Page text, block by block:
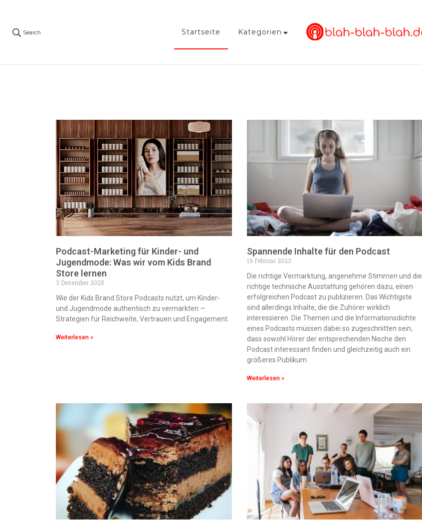
Search Startseite Kategorien
Podcast-Marketing für Kinder- und
Jugendmode: Was wir vom Kids Brand
Store lernen
3 Dezember 2025
Wie der Kids Brand Store Podcasts nutzt, um Kinder-
und Jugendmode authentisch zu vermarkten —
Strategien für Reichweite, Vertrauen und Engagement.
Weiterlesen »
Spannende Inhalte für den Podcast
19 Februar 2023
Die richtige Vermarktung, angenehme Stimmen und die
richtige technische Ausstattung gehören dazu, einen
erfolgreichen Podcast zu publizieren. Das Wichtigste
sind allerdings Inhalte, die die Zuhörer wirklich
interessieren. Die Themen und die Informationsdichte
eines Podcasts müssen dabei so zugeschnitten sein,
dass sowohl Hörer der entsprechenden Nische den
Podcast interessant finden und gleichzeitig auch ein
größeres Publikum
Weiterlesen »